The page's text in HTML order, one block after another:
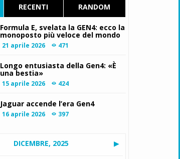
RECENTI RANDOM
Formula E, svelata la GEN4: ecco la
monoposto più veloce del mondo
21 aprile 2026 471
Longo entusiasta della Gen4: «È
una bestia»
15 aprile 2026 424
Jaguar accende l’era Gen4
16 aprile 2026 397
DICEMBRE, 2025 ▶